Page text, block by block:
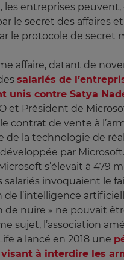
les entreprises peuvent,
le secret des affaires
le protocole de secret
affaire, datant de
salariés de
unis contre Satya
et Président de
contrat de vente à
de la technologie de
par
s’élevait à 479
salariés invoquaient le
de l’intelligence
de nuire » ne pouvait
sujet, l’association
a lancé en 2018 une
à interdire les